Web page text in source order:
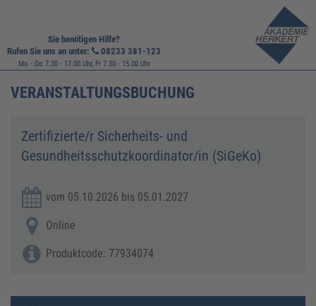
Sie benötigen Hilfe?
Rufen Sie uns an unter:
08233 381-123
Mo - Do 7.30 - 17.00 Uhr, Fr 7.30 - 15.00 Uhr
VERANSTALTUNGSBUCHUNG
Zertifizierte/r Sicherheits- und
Gesundheitsschutzkoordinator/in (SiGeKo)
vom 05.10.2026 bis 05.01.2027
Online
Produktcode: 77934074